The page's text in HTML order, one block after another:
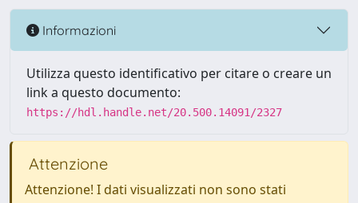
Informazioni
Utilizza questo identificativo per citare o creare un
link a questo documento:
https://hdl.handle.net/20.500.14091/2327
Attenzione
Attenzione! I dati visualizzati non sono stati